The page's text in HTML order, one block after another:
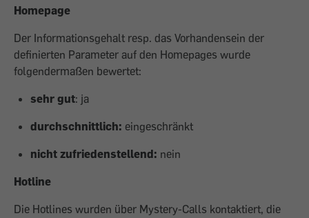
Homepage
Der Informationsgehalt resp. das Vorhandensein der
definierten Parameter auf den Homepages wurde
folgendermaßen bewertet:
sehr gut: ja
durchschnittlich: eingeschränkt
nicht zufriedenstellend: nein
Hotline
Die Hotlines wurden über Mystery-Calls kontaktiert, die